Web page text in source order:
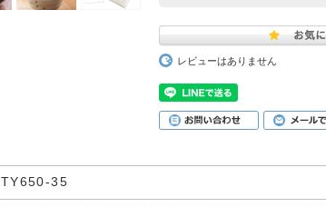
レビューはありません
TY650-35